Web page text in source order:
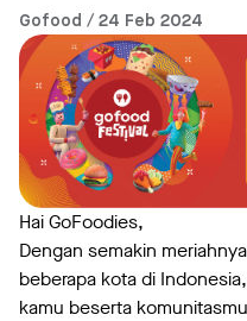
Gofood / 24 Feb 2024
Hai GoFoodies,
Dengan semakin
beberapa kota di
kamu beserta